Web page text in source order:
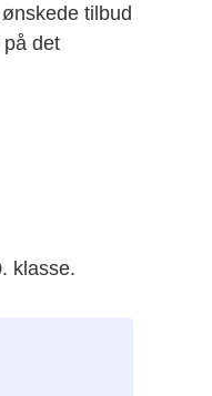
tilbud
det
klasse.